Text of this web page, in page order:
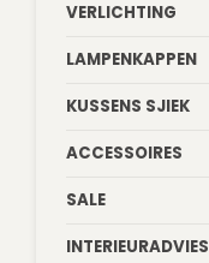
VERLICHTING
LAMPENKAPPEN
KUSSENS SJIEK
ACCESSOIRES
SALE
INTERIEURADVIES